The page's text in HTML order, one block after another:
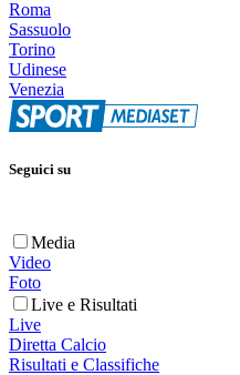
Roma
Sassuolo
Torino
Udinese
Venezia
Seguici su
Media
Video
Foto
Live e Risultati
Live
Diretta Calcio
Risultati e Classifiche